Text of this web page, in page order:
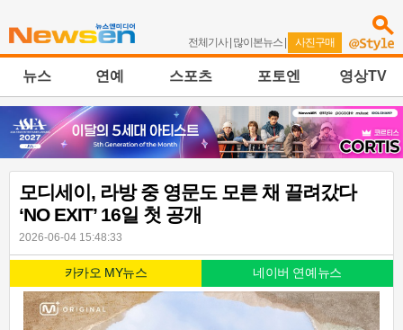
전체기사| 많이본뉴스 | 사진구매
뉴스 연예 스포츠 포토엔 영상TV
모디세이, 라방 중 영문도 모른 채 끌려갔다
‘NO EXIT’ 16일 첫 공개
2026-06-04 15:48:33
카카오 MY뉴스 네이버 연예뉴스